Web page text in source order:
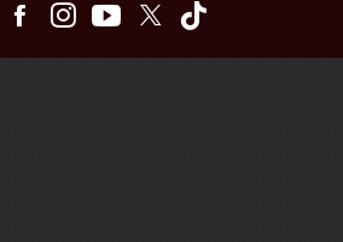
TelegramFacebookInstagramYoutubeTwitter